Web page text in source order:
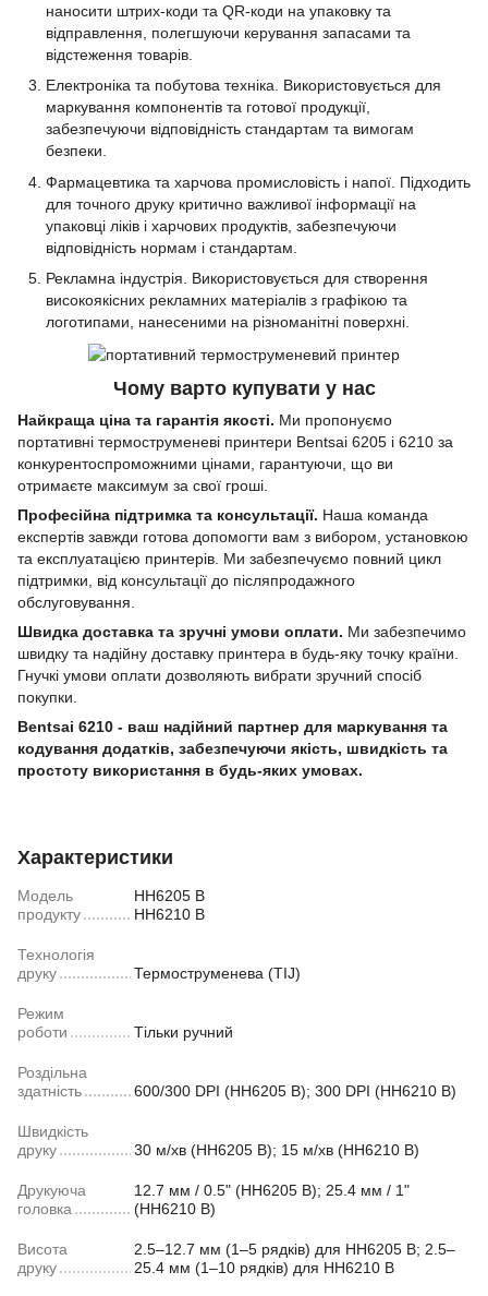
наносити штрих-коди та QR-коди на упаковку та
відправлення, полегшуючи керування запасами та
відстеження товарів.
Електроніка та побутова техніка. Використовується для
маркування компонентів та готової продукції,
забезпечуючи відповідність стандартам та вимогам
безпеки.
Фармацевтика та харчова промисловість і напої. Підходить
для точного друку критично важливої інформації на
упаковці ліків і харчових продуктів, забезпечуючи
відповідність нормам і стандартам.
Рекламна індустрія. Використовується для створення
високоякісних рекламних матеріалів з графікою та
логотипами, нанесеними на різноманітні поверхні.
Чому варто купувати у нас
Найкраща ціна та гарантія якості. Ми пропонуємо
портативні термоструменеві принтери Bentsai 6205 і 6210 за
конкурентоспроможними цінами, гарантуючи, що ви
отримаєте максимум за свої гроші.
Професійна підтримка та консультації. Наша команда
експертів завжди готова допомогти вам з вибором, установкою
та експлуатацією принтерів. Ми забезпечуємо повний цикл
підтримки, від консультації до післяпродажного
обслуговування.
Швидка доставка та зручні умови оплати. Ми забезпечимо
швидку та надійну доставку принтера в будь-яку точку країни.
Гнучкі умови оплати дозволяють вибрати зручний спосіб
покупки.
Bentsai 6210 - ваш надійний партнер для маркування та
кодування додатків, забезпечуючи якість, швидкість та
простоту використання в будь-яких умовах.
Характеристики
Модель
продукту
HH6205 B
HH6210 B
Технологія
друку
Термоструменева (TIJ)
Режим
роботи
Тільки ручний
Роздільна
здатність
600/300 DPI (HH6205 B); 300 DPI (HH6210 B)
Швидкість
друку
30 м/хв (HH6205 B); 15 м/хв (HH6210 B)
Друкуюча
головка
12.7 мм / 0.5" (HH6205 B); 25.4 мм / 1"
(HH6210 B)
Висота
друку
2.5–12.7 мм (1–5 рядків) для HH6205 B; 2.5–
25.4 мм (1–10 рядків) для HH6210 B